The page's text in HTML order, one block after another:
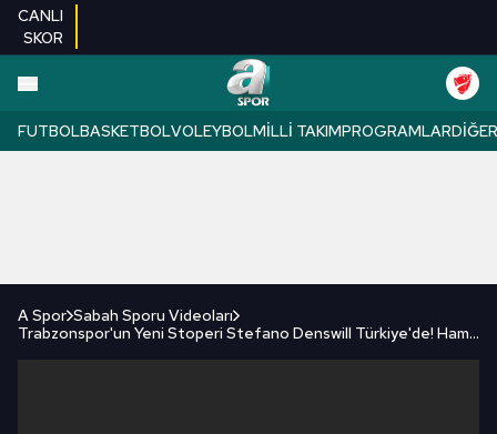
CANLI
SKOR
FUTBOLBASKETBOLVOLEYBOLMILLI TAKIMPROGRAMLARDIĞER
A Spor Sabah Sporu Videoları
Trabzonspor'un Yeni Stoperi Stefano Denswill Türkiye'de! Hamdi Aslan Transferi Yorumladı/Sabah Sporu